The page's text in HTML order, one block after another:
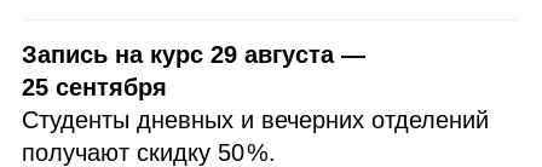
Запись на курс 29 августа —
25 сентября
Студенты дневных и вечерних отделений
получают скидку 50 %.